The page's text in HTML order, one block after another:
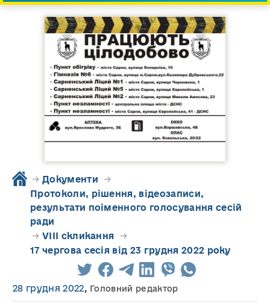
Прес-центр
→ Документи →
Протоколи, рішення, відеозаписи,
результати поіменного голосування сесій
ради
→ VIII скликання →
17 чергова сесія від 23 грудня 2022 року
28 грудня 2022, Головний редактор